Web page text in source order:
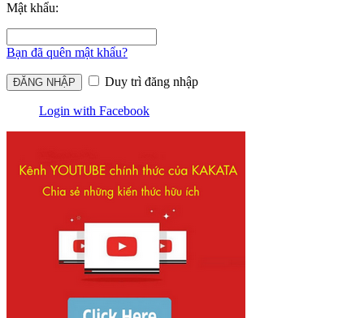
Mật khẩu:
Bạn đã quên mật khẩu?
Duy trì đăng nhập
Login with Facebook